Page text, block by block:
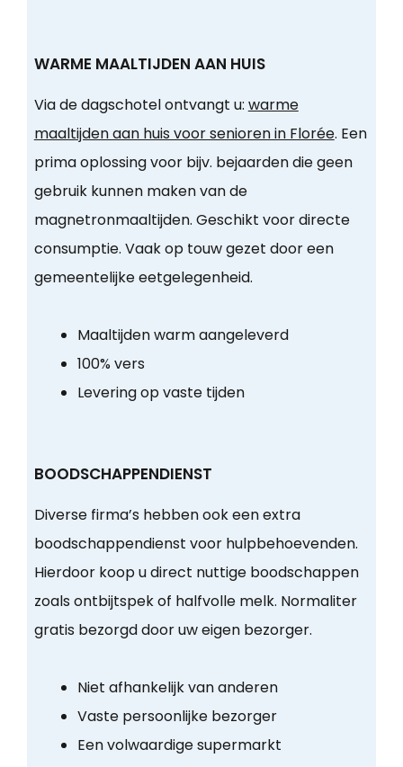
WARME MAALTIJDEN AAN HUIS
Via de dagschotel ontvangt u: warme
maaltijden aan huis voor senioren in Florée. Een
prima oplossing voor bijv. bejaarden die geen
gebruik kunnen maken van de
magnetronmaaltijden. Geschikt voor directe
consumptie. Vaak op touw gezet door een
gemeentelijke eetgelegenheid.
Maaltijden warm aangeleverd
100% vers
Levering op vaste tijden
BOODSCHAPPENDIENST
Diverse firma’s hebben ook een extra
boodschappendienst voor hulpbehoevenden.
Hierdoor koop u direct nuttige boodschappen
zoals ontbijtspek of halfvolle melk. Normaliter
gratis bezorgd door uw eigen bezorger.
Niet afhankelijk van anderen
Vaste persoonlijke bezorger
Een volwaardige supermarkt